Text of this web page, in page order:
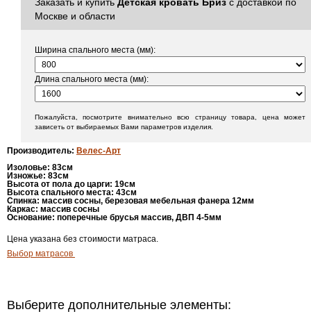
Москве и области
Ширина спального места (мм):
Длина спального места (мм):
Пожалуйста, посмотрите внимательно всю страницу товара, цена может
зависеть от выбираемых Вами параметров изделия.
Производитель: Велес-Арт
Изоловье: 83см
Изножье: 83см
Высота от пола до царги: 19см
Высота спального места: 43см
Спинка: массив сосны, березовая мебельная фанера 12мм
Каркас: массив сосны
Основание: поперечные брусья массив, ДВП 4-5мм
Цена указана без стоимости матраса.
Выбор матрасов
Выберите дополнительные элементы: